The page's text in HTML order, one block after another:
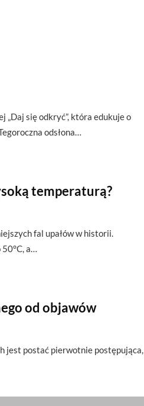
„Daj się odkryć”, która edukuje o
odsłona…
temperaturą?
fal upałów w historii.
a…
od objawów
jest postać pierwotnie postępująca,